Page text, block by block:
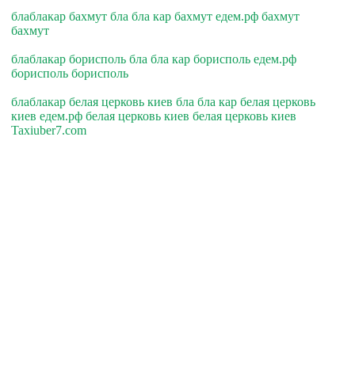
блаблакар бахмут бла бла кар бахмут едем.рф бахмут
бахмут
блаблакар борисполь бла бла кар борисполь едем.рф
борисполь борисполь
блаблакар белая церковь киев бла бла кар белая церковь
киев едем.рф белая церковь киев белая церковь киев
Taxiuber7.com